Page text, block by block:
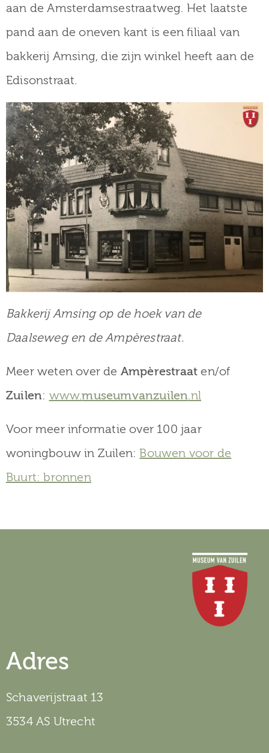
aan de Amsterdamsestraatweg. Het laatste
pand aan de oneven kant is een filiaal van
bakkerij Amsing, die zijn winkel heeft aan de
Edisonstraat.
Bakkerij Amsing op de hoek van de
Daalseweg en de Ampèrestraat.
Meer weten over de Ampèrestraaten/of
Zuilen: www.museumvanzuilen.nl
Voor meer informatie over 100 jaar
woningbouw in Zuilen:Bouwen voor de
Buurt: bronnen
Adres
Schaverijstraat 13
3534 AS Utrecht